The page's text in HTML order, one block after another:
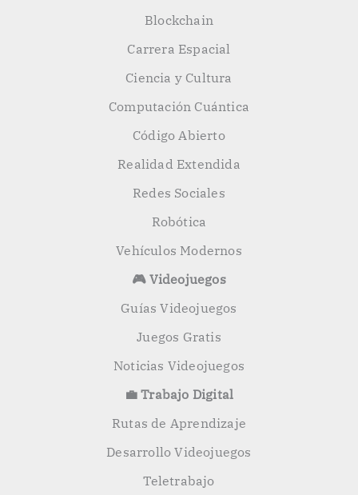
Blockchain
Carrera Espacial
Ciencia y Cultura
Computación Cuántica
Código Abierto
Realidad Extendida
Redes Sociales
Robótica
Vehículos Modernos
🎮 Videojuegos
Guías Videojuegos
Juegos Gratis
Noticias Videojuegos
💼 Trabajo Digital
Rutas de Aprendizaje
Desarrollo Videojuegos
Teletrabajo